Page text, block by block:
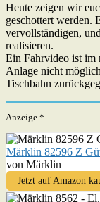
Heute zeigen wir
geschottert werden.
vervollständigen,
realisieren.
Ein Fahrvideo ist im
Anlage nicht
Tischbahn
Anzeige *
Märklin 82596 Z
von Märklin
Jetzt auf Amazon